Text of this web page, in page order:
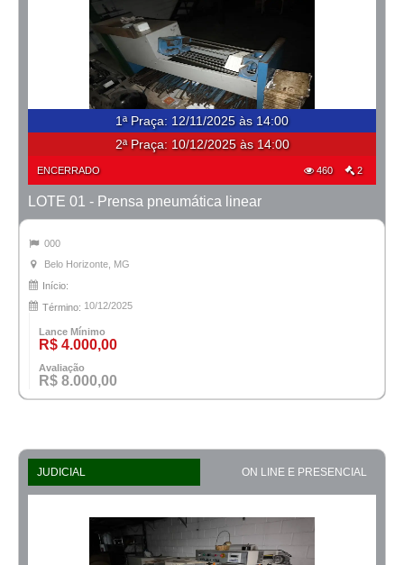
1ª Praça: 12/11/2025 às 14:00
2ª Praça: 10/12/2025 às 14:00
ENCERRADO 460 2
LOTE 01 - Prensa pneumática linear
000
Belo Horizonte, MG
Início:
Término: 10/12/2025
Lance Mínimo
R$ 4.000,00
Avaliação
R$ 8.000,00
JUDICIAL ON LINE E PRESENCIAL